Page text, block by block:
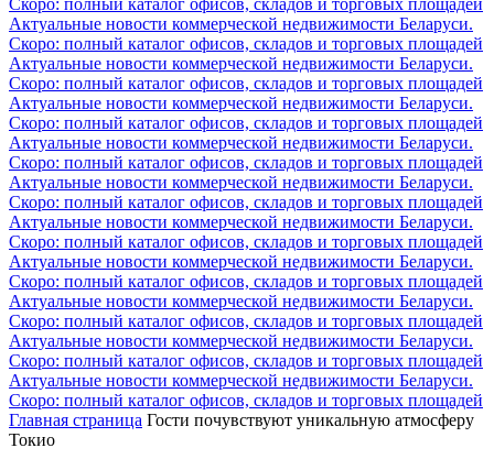
Актуальные новости коммерческой недвижимости Беларуси.
Скоро: полный каталог офисов, складов и торговых площадей
Актуальные новости коммерческой недвижимости Беларуси.
Скоро: полный каталог офисов, складов и торговых площадей
Актуальные новости коммерческой недвижимости Беларуси.
Скоро: полный каталог офисов, складов и торговых площадей
Актуальные новости коммерческой недвижимости Беларуси.
Скоро: полный каталог офисов, складов и торговых площадей
Актуальные новости коммерческой недвижимости Беларуси.
Скоро: полный каталог офисов, складов и торговых площадей
Актуальные новости коммерческой недвижимости Беларуси.
Скоро: полный каталог офисов, складов и торговых площадей
Актуальные новости коммерческой недвижимости Беларуси.
Скоро: полный каталог офисов, складов и торговых площадей
Актуальные новости коммерческой недвижимости Беларуси.
Скоро: полный каталог офисов, складов и торговых площадей
Актуальные новости коммерческой недвижимости Беларуси.
Скоро: полный каталог офисов, складов и торговых площадей
Актуальные новости коммерческой недвижимости Беларуси.
Скоро: полный каталог офисов, складов и торговых площадей
Главная страница Гости почувствуют уникальную атмосферу
Токио